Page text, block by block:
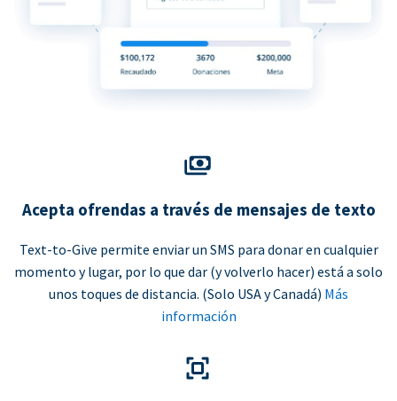
Acepta ofrendas a través de mensajes de texto
Text-to-Give permite enviar un SMS para donar en cualquier
momento y lugar, por lo que dar (y volverlo hacer) está a solo
unos toques de distancia. (Solo USA y Canadá) Más
información